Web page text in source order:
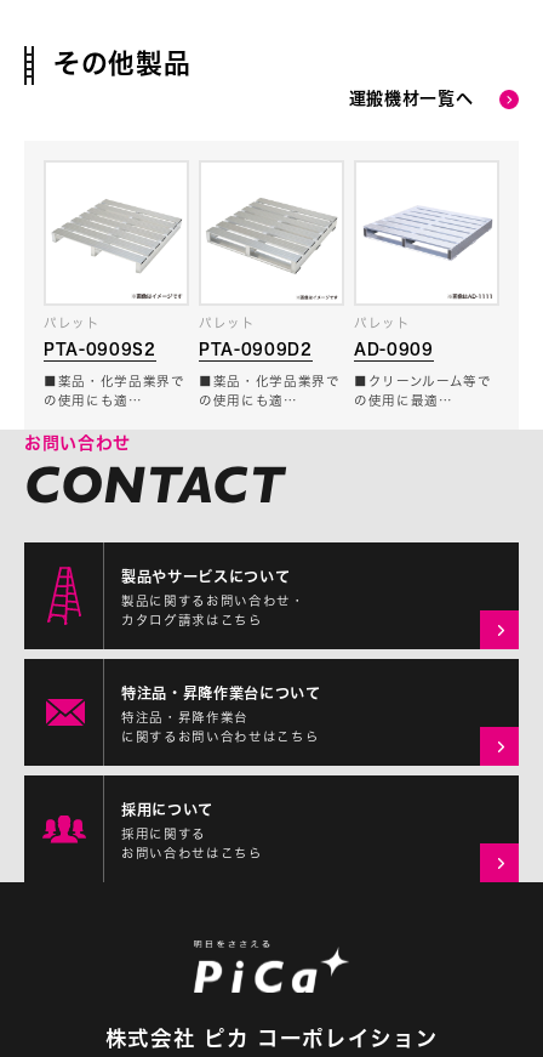
その他製品
運搬機材一覧へ
PTA-0909S2
パレット
■薬品・化学品業界で
の使用にも適…
PTA-0909D2
パレット
■薬品・化学品業界で
の使用にも適…
AD-0909
パレット
■クリーンルーム等で
の使用に最適…
お問い合わせ
製品やサービスについて
製品に関するお問い合わせ・
カタログ請求はこちら
特注品・昇降作業台について
特注品・昇降作業台
に関するお問い合わせはこちら
採用について
採用に関する
お問い合わせはこちら
株式会社 ピカ コーポレイション